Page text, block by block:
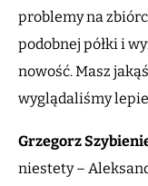
problemy na
podobnej półki i
nowość. Masz
wyglądaliśmy
Grzegorz
niestety –